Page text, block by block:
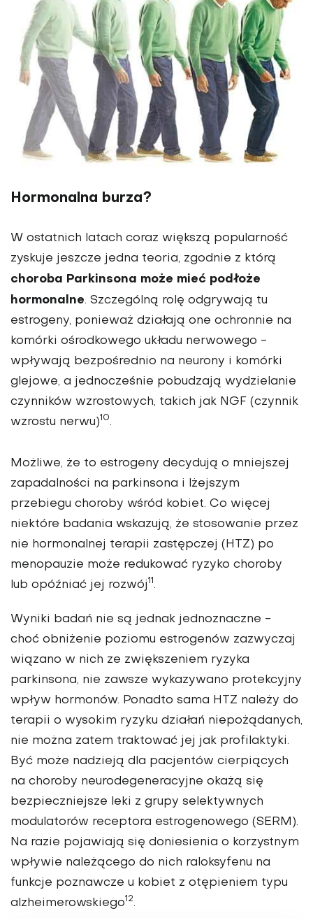
Hormonalna burza?
W ostatnich latach coraz większą popularność
zyskuje jeszcze jedna teoria, zgodnie z którą
choroba Parkinsona może mieć podłoże
hormonalne. Szczególną rolę odgrywają tu
estrogeny, ponieważ działają one ochronnie na
komórki ośrodkowego układu nerwowego -
wpływają bezpośrednio na neurony i komórki
glejowe, a jednocześnie pobudzają wydzielanie
czynników wzrostowych, takich jak NGF (czynnik
wzrostu nerwu)10.
Możliwe, że to estrogeny decydują o mniejszej
zapadalności na parkinsona i lżejszym
przebiegu choroby wśród kobiet. Co więcej
niektóre badania wskazują, że stosowanie przez
nie hormonalnej terapii zastępczej (HTZ) po
menopauzie może redukować ryzyko choroby
lub opóźniać jej rozwój11 .
Wyniki badań nie są jednak jednoznaczne -
choć obniżenie poziomu estrogenów zazwyczaj
wiązano w nich ze zwiększeniem ryzyka
parkinsona, nie zawsze wykazywano protekcyjny
wpływ hormonów. Ponadto sama HTZ należy do
terapii o wysokim ryzyku działań niepożądanych,
nie można zatem traktować jej jak profilaktyki.
Być może nadzieją dla pacjentów cierpiących
na choroby neurodegeneracyjne okażą się
bezpieczniejsze leki z grupy selektywnych
modulatorów receptora estrogenowego (SERM).
Na razie pojawiają się doniesienia o korzystnym
wpływie należącego do nich raloksyfenu na
funkcje poznawcze u kobiet z otępieniem typu
alzheimerowskiego12.